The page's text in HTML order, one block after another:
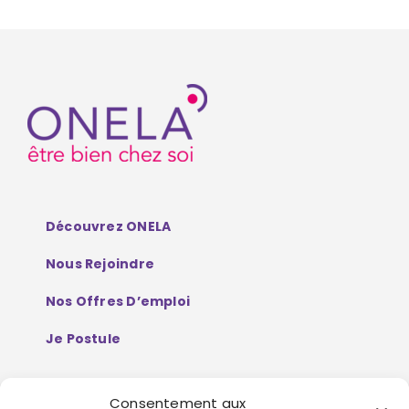
Consentement aux
Découvrez ONELA
Nous Rejoindre
Nos Offres D’emploi
Je Postule